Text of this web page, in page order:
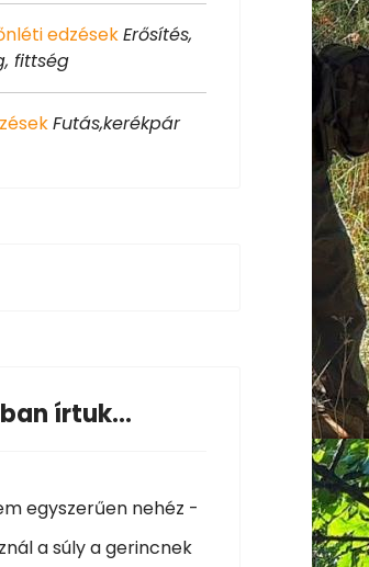
edzésekErősítés,
fittség
Futás,kerékpár
írtuk...
egyszerűen nehéz -
a súly a gerincnek